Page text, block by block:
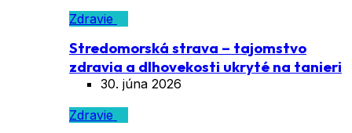
Zdravie
Stredomorská strava – tajomstvo
zdravia a dlhovekosti ukryté na tanieri
30. júna 2026
Zdravie